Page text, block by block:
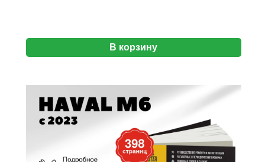
В корзину